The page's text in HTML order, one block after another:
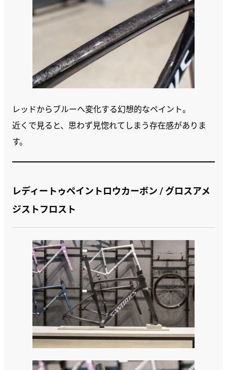
レッドからブルーへ変化する幻想的なペイント。
近くで見ると、思わず見惚れてしまう存在感がありま
す。
レディートゥペイントロウカーボン / グロスアメ
ジストフロスト